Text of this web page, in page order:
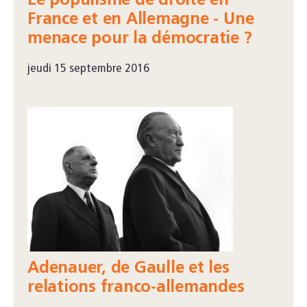
France et en Allemagne - Une
menace pour la démocratie ?
jeudi 15 septembre 2016
Adenauer, de Gaulle et les
relations franco-allemandes